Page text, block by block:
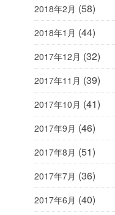
2018年2月 (58)
2018年1月 (44)
2017年12月 (32)
2017年11月 (39)
2017年10月 (41)
2017年9月 (46)
2017年8月 (51)
2017年7月 (36)
2017年6月 (40)